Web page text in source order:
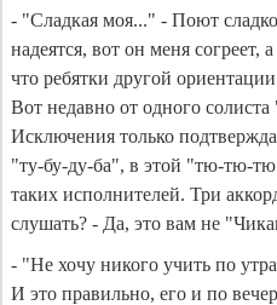
- "Cладкая моя..." - Поют
надеятся, вот он меня согреет,
что ребятки другой
Вот недавно от одного
Исключения только
"ту-бу-ду-ба", в этой "тю-тю-
таких исполнителей. Три
слушать? - Да, это вам не
- "Не хочу никого учить по
И это правильно, его и по